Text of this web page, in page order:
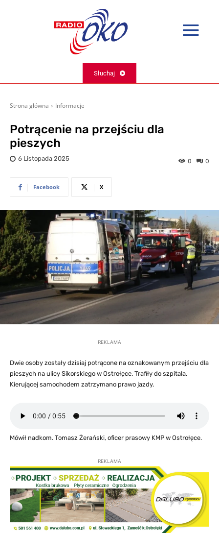
Słuchaj
Strona główna Informacje
Potrącenie na przejściu dla
pieszych
6 Listopada 2025 0
0
Facebook X
REKLAMA
Dwie osoby zostały dzisiaj potrącone na oznakowanym przejściu dla
pieszych na ulicy Sikorskiego w Ostrołęce. Trafiły do szpitala.
Kierującej samochodem zatrzymano prawo jazdy.
Mówił nadkom. Tomasz Żerański, oficer prasowy KMP w Ostrołęce.
REKLAMA